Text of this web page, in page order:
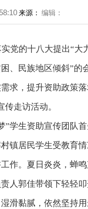
来源： 编辑：
党的十八大提出“大
、民族地区倾斜”的
求，提升资助政策
传走访活动。
”学生资助宣传团队
镇居民学生受教育
作。夏日炎炎，蝉
人郭佳带领下轻轻
滑黏腻，依然坚持